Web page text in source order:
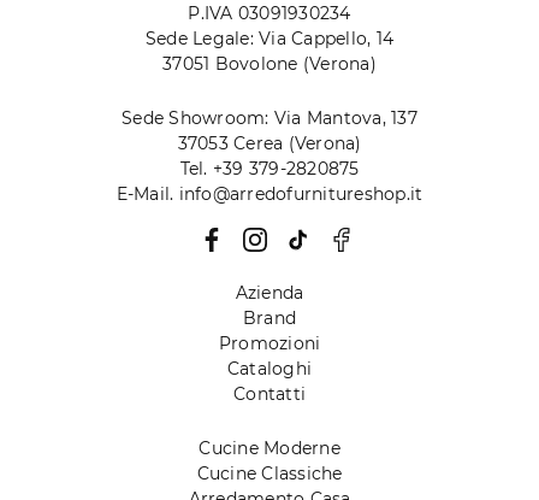
P.IVA 03091930234
Sede Legale: Via Cappello, 14
37051 Bovolone (Verona)
Sede Showroom: Via Mantova, 137
37053 Cerea (Verona)
Tel. +39 379-2820875
E-Mail. info@arredofurnitureshop.it
Azienda
Brand
Promozioni
Cataloghi
Contatti
Cucine Moderne
Cucine Classiche